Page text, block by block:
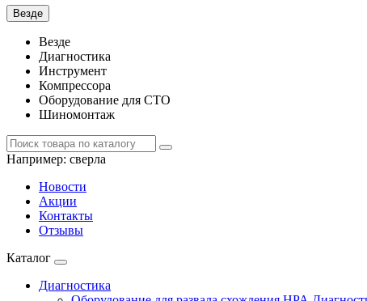
Везде
Везде
Диагностика
Инструмент
Компрессора
Оборудование для СТО
Шиномонтаж
Например: сверла
Новости
Акции
Контакты
Отзывы
Каталог
Диагностика